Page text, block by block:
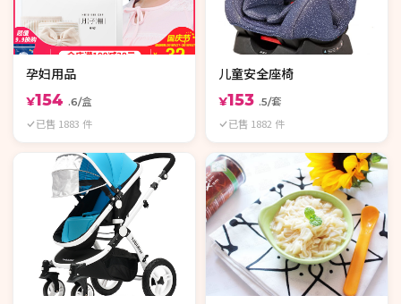
孕妇用品
¥154 .6/盒
已售 1883 件
儿童安全座椅
¥153 .5/套
已售 1882 件